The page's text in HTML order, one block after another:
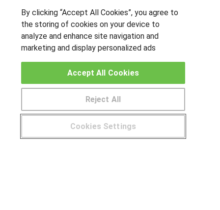
OTROS GRUPOS DE INTERES
Muro de los idiomas
Hablemos de empleo
Locos por las becas
Publicar cursos
USUARIOS ¿Tienes alguna duda? 900 264 357
By clicking “Accept All Cookies”, you agree to
the storing of cookies on your device to
analyze and enhance site navigation and
marketing and display personalized ads
Cookies Settings
Reject All
Accept All Cookies